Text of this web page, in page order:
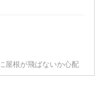
屋根が飛ばないか心配